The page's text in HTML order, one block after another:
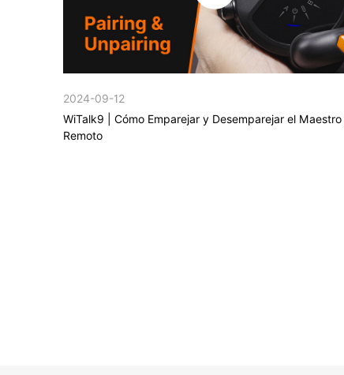
2024-09-12
WiTalk9 | Cómo Emparejar y Desemparejar el
Remoto